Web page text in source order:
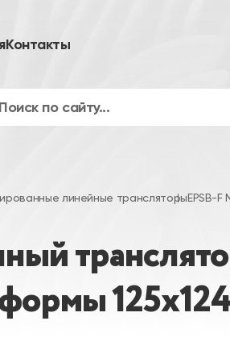
Контакты
линейные трансляторыEPSB-